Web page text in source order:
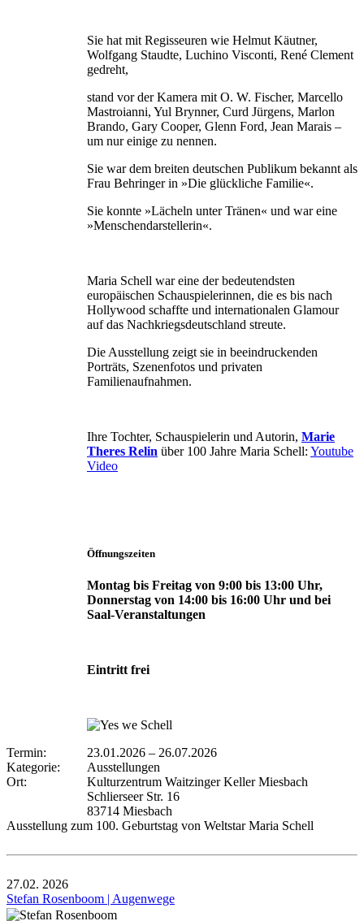
Sie hat mit Regisseuren wie Helmut Käutner,
Wolfgang Staudte, Luchino Visconti, René Clement
gedreht,
stand vor der Kamera mit O. W. Fischer, Marcello
Mastroianni, Yul Brynner, Curd Jürgens, Marlon
Brando, Gary Cooper, Glenn Ford, Jean Marais –
um nur einige zu nennen.
Sie war dem breiten deutschen Publikum bekannt als
Frau Behringer in »Die glückliche Familie«.
Sie konnte »Lächeln unter Tränen« und war eine
»Menschendarstellerin«.
Maria Schell war eine der bedeutendsten
europäischen Schauspielerinnen, die es bis nach
Hollywood schaffte und internationalen Glamour
auf das Nachkriegsdeutschland streute.
Die Ausstellung zeigt sie in beeindruckenden
Porträts, Szenenfotos und privaten
Familienaufnahmen.
Ihre Tochter, Schauspielerin und Autorin, Marie
Theres Relin über 100 Jahre Maria Schell: Youtube
Video
Öffnungszeiten
Montag bis Freitag von 9:00 bis 13:00 Uhr,
Donnerstag von 14:00 bis 16:00 Uhr und bei
Saal-Veranstaltungen
Eintritt frei
Termin: 23.01.2026 – 26.07.2026
Kategorie:
Ausstellungen
Ort:
Kulturzentrum Waitzinger Keller Miesbach
Schlierseer Str. 16
83714 Miesbach
Ausstellung zum 100. Geburtstag von Weltstar Maria Schell
27.02. 2026
Stefan Rosenboom | Augenwege